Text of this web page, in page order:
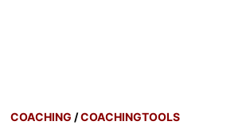
COACHING /COACHINGTOOLS